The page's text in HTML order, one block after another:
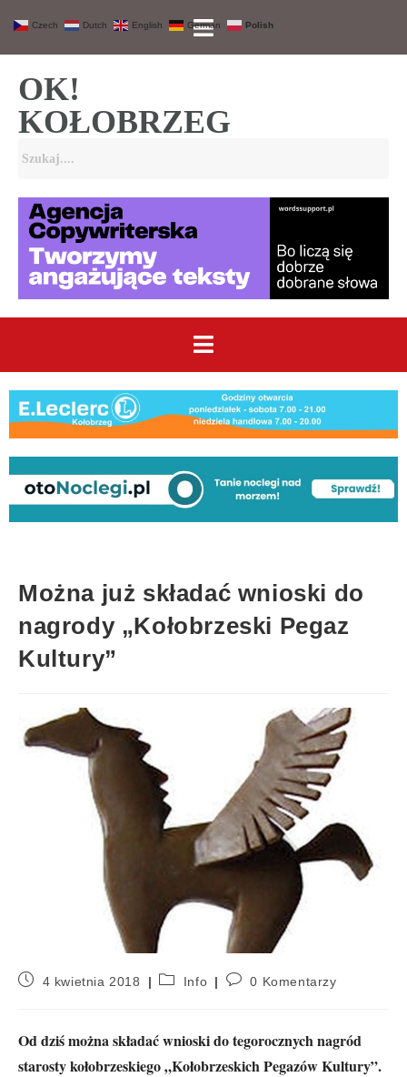
OK!
KOŁOBRZEG
Można już składać wnioski do
nagrody „Kołobrzeski Pegaz
Kultury”
4 kwietnia 2018 Info 0 Komentarzy
Od dziś można składać wnioski do tegorocznych nagród
starosty kołobrzeskiego „Kołobrzeskich Pegazów Kultury”.
Czech Dutch English German Polish